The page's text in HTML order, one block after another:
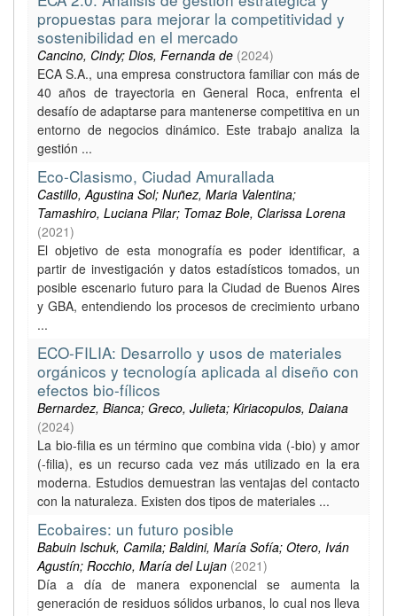
propuestas para mejorar la competitividad y
sostenibilidad en el mercado
Cancino, Cindy; Dios, Fernanda de (2024)
ECA S.A., una empresa constructora familiar con más de
40 años de trayectoria en General Roca, enfrenta el
desafío de adaptarse para mantenerse competitiva en un
entorno de negocios dinámico. Este trabajo analiza la
gestión ...
Eco-Clasismo, Ciudad Amurallada
Castillo, Agustina Sol; Nuñez, Maria Valentina;
Tamashiro, Luciana Pilar; Tomaz Bole, Clarissa Lorena
(2021)
El objetivo de esta monografía es poder identificar, a
partir de investigación y datos estadísticos tomados, un
posible escenario futuro para la Ciudad de Buenos Aires
y GBA, entendiendo los procesos de crecimiento urbano
...
ECO-FILIA: Desarrollo y usos de materiales
orgánicos y tecnología aplicada al diseño con
efectos bio-fílicos
Bernardez, Bianca; Greco, Julieta; Kiriacopulos, Daiana
(2024)
La bio-filia es un término que combina vida (-bio) y amor
(-filia), es un recurso cada vez más utilizado en la era
moderna. Estudios demuestran las ventajas del contacto
con la naturaleza. Existen dos tipos de materiales ...
Ecobaires: un futuro posible
Babuin Ischuk, Camila; Baldini, María Sofía; Otero, Iván
Agustín; Rocchio, María del Lujan (2021)
Día a día de manera exponencial se aumenta la
generación de residuos sólidos urbanos, lo cual nos lleva